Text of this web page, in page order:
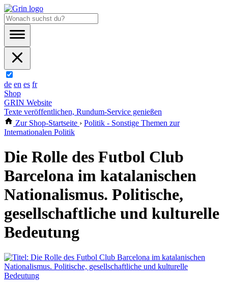
de en es fr
Shop
GRIN Website
Texte veröffentlichen, Rundum-Service genießen
Zur Shop-Startseite › Politik - Sonstige Themen zur
Internationalen Politik
Die Rolle des Futbol Club
Barcelona im katalanischen
Nationalismus. Politische,
gesellschaftliche und kulturelle
Bedeutung